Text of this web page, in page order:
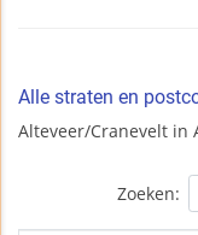
Alle straten en
Alteveer/Cranevelt in
Zoeken: